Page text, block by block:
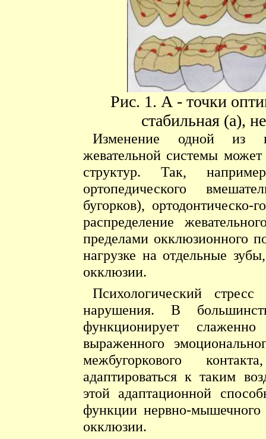
Рис. 1. А - точки
стабильная (а),
Изменение одной из
жевательной системы
структур. Так,
ортопедического
бугорков), ортодонтическо-
распределение
пределами окклюзионного
нагрузке на отдельные
окклюзии.
Психологический
нарушения. В
функционирует
выраженного
межбугоркового
адаптироваться к таким
этой адаптационной
функции нервно-мышечного
окклюзии.